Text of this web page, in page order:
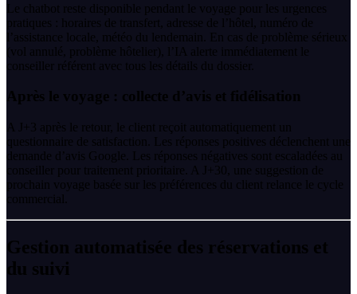
Le chatbot reste disponible pendant le voyage pour les urgences
pratiques : horaires de transfert, adresse de l’hôtel, numéro de
l’assistance locale, météo du lendemain. En cas de problème sérieux
(vol annulé, problème hôtelier), l’IA alerte immédiatement le
conseiller référent avec tous les détails du dossier.
Après le voyage : collecte d’avis et fidélisation
A J+3 après le retour, le client reçoit automatiquement un
questionnaire de satisfaction. Les réponses positives déclenchent une
demande d’avis Google. Les réponses négatives sont escaladées au
conseiller pour traitement prioritaire. A J+30, une suggestion de
prochain voyage basée sur les préférences du client relance le cycle
commercial.
Gestion automatisée des réservations et
du suivi